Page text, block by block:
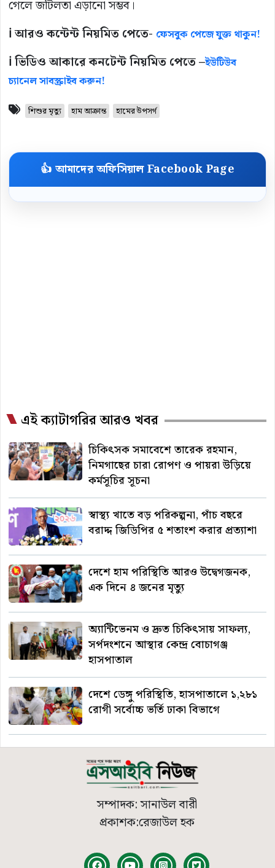
গেলে জটিলতা এড়ানো সম্ভব।
ℹ️ আরও কন্টেন্ট নিয়মিত পেতে- ফেসবুক পেজে যুক্ত থাকুন!
ℹ️ ভিডিও আকারে কনটেন্ট নিয়মিত পেতে –ইউটিউব
চ্যানেল সাবস্ক্রাইব করুন!
শিশুর মৃত্যু হাম আক্রান্ত হামের উপসর্গ
👍 আমাদের অফিসিয়াল Facebook Page
এই ক্যাটাগরির আরও খবর
চিকিৎসক সমাবেশে তারেক রহমান,
নিমগাছের চারা রোপণ ও পায়রা উড়িয়ে
কর্মসূচির সূচনা
স্বাস্থ্য খাতে বড় পরিকল্পনা, পাঁচ বছরে
বরাদ্দ জিডিপির ৫ শতাংশ করার প্রত্যাশা
দেশে হাম পরিস্থিতি আরও উদ্বেগজনক,
এক দিনে ৪ জনের মৃত্যু
অ্যান্টিভেনম ও দ্রুত চিকিৎসায় সাফল্য,
সর্পদংশনে আস্থার কেন্দ্র বোচাগঞ্জ
হাসপাতাল
দেশে ডেঙ্গু পরিস্থিতি, হাসপাতালে ১,২৮১
রোগী সর্বোচ্চ ভর্তি ঢাকা বিভাগে
সম্পাদক: সানাউল বারী
প্রকাশক:রেজাউল হক